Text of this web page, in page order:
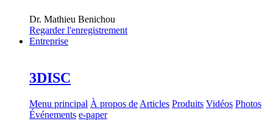
Dr. Mathieu Benichou
Regarder l'enregistrement
Entreprise
3DISC
Menu principal À propos de Articles Produits Vidéos Photos
Événements e-paper